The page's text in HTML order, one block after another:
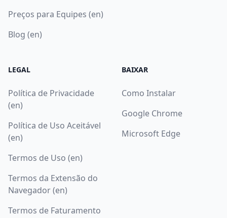
Preços para Equipes (en)
Blog (en)
LEGAL
Política de Privacidade
(en)
Política de Uso Aceitável
(en)
Termos de Uso (en)
Termos da Extensão do
Navegador (en)
Termos de Faturamento
BAIXAR
Como Instalar
Google Chrome
Microsoft Edge